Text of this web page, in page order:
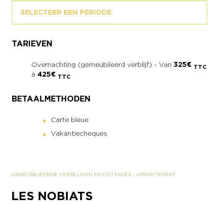
SELECTEER EEN PERIODE
TARIEVEN
Overnachting (gemeubileerd verblijf) - Van 325€ TTC
à 425€ TTC
BETAALMETHODEN
Carte bleue
Vakantiecheques
GEMEUBILIEERDE VERBLIJVEN EN COTTAGES - APPARTEMENT
LES NOBIATS